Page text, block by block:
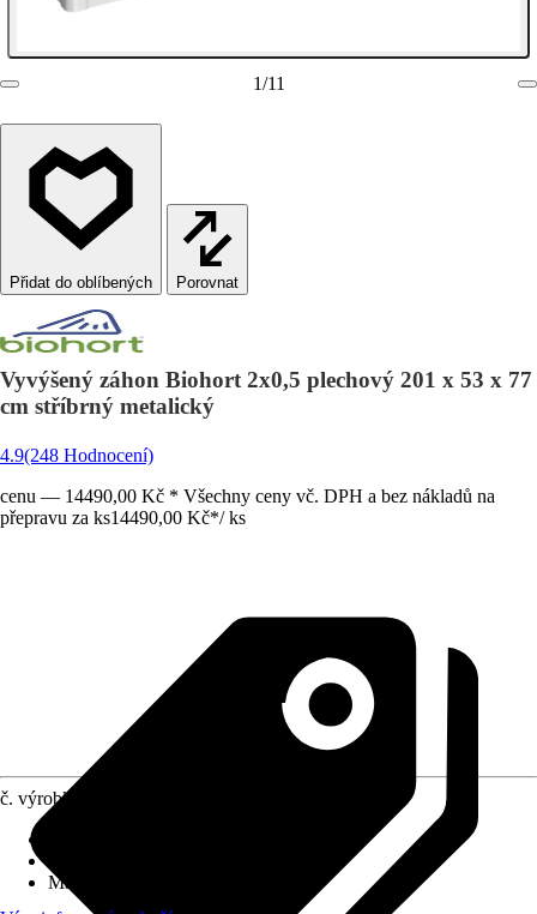
1/11
Porovnat
Vyvýšený záhon Biohort 2x0,5 plechový 201 x 53 x 77
cm stříbrný metalický
4.9(248 Hodnocení)
cenu — 14490,00 Kč * Všechny ceny vč. DPH a bez nákladů na
přepravu za ks14490,00 Kč*/ ks
č. výrobku
Materiál